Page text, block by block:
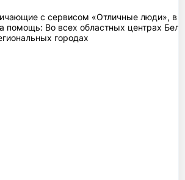
с сервисом «Отличные люди», в
помощь: Во всех областных центрах
городах